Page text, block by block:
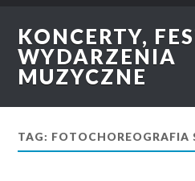
KONCERTY,
WYDARZENIA
MUZYCZNE
TAG: FOTOCHOREOGRAFIA